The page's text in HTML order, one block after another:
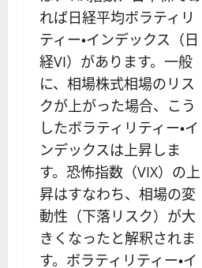
れば日経平均ボラティリ
ティー・インデックス（日
経VI）があります。一般
に、相場株式相場のリス
クが上がった場合、こう
したボラティリティー・イ
ンデックスは上昇しま
す。恐怖指数（VIX）の上
昇はすなわち、相場の変
動性（下落リスク）が大
きくなったと解釈されま
す。ボラティリティー・イ